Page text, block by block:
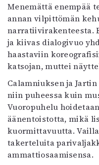
Menemättä enempää
annan vilpittömän
narratiivirakenteesta.
ja kiivas dialogivuo
haastaviin
katsojan, muttei
Calamniuksen ja
niin puheessa kuin
Vuoropuhelu
äänentoistotta, mikä
kuormittavuutta.
takerteluita
ammattiosaamisensa.